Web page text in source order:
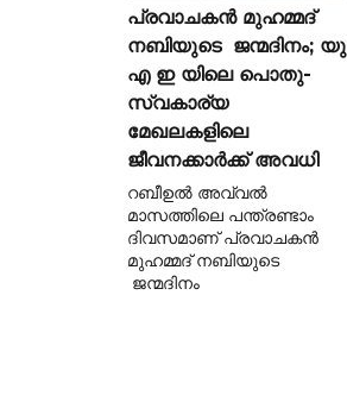
പ്രവാചകൻ മുഹമ്മദ്
നബിയുടെ ജന്മദിനം; യു
എ ഇ യിലെ പൊതു-
സ്വകാര്യ
മേഖലകളിലെ
ജീവനക്കാർക്ക് അവധി
റബീഉൽ അവ്വൽ
മാസത്തിലെ പന്ത്രണ്ടാം
ദിവസമാണ് പ്രവാചകൻ
മുഹമ്മദ് നബിയുടെ
ജന്മദിനം